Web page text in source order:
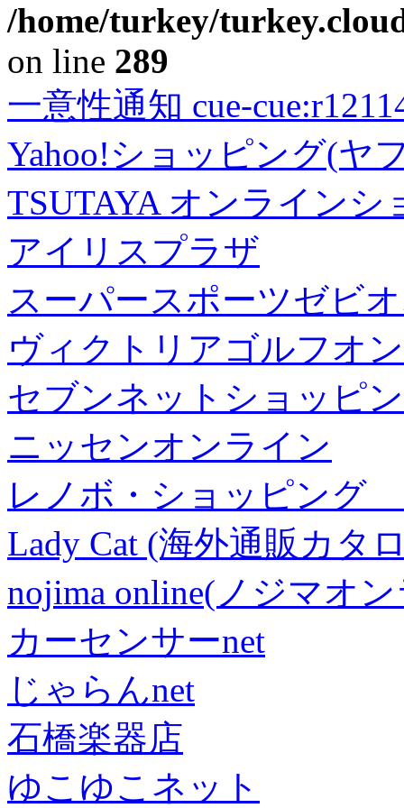
/home/turkey/
on line 289
一意性通知 cue-
Yahoo!ショッピング(ヤ
TSUTAYA オンラインシ
アイリスプラザ
スーパースポーツゼビ
ヴィクトリアゴルフオ
セブンネットショッピ
ニッセンオンライン
レノボ・ショッピング
Lady Cat (海外通販カタ
nojima online(ノジマオ
カーセンサーnet
じゃらんnet
石橋楽器店
ゆこゆこネット